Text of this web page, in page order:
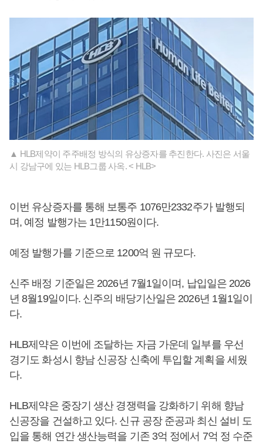
▲ HLB제약이 주주배정 방식의 유상증자를 추진한다. 사진은 서울
시 강남구에 있는 HLB그룹 사옥. < HLB>
이번 유상증자를 통해 보통주 1076만2332주가 발행되
며, 예정 발행가는 1만1150원이다.
예정 발행가를 기준으로 1200억 원 규모다.
신주 배정 기준일은 2026년 7월1일이며, 납입일은 2026
년 8월19일이다. 신주의 배당기산일은 2026년 1월1일이
다.
HLB제약은 이번에 조달하는 자금 가운데 일부를 우선
경기도 화성시 향남 신공장 신축에 투입할 계획을 세웠
다.
HLB제약은 중장기 생산 경쟁력을 강화하기 위해 향남
신공장을 건설하고 있다. 신규 공장 준공과 최신 설비 도
입을 통해 연간 생산능력을 기존 3억 정에서 7억 정 수준